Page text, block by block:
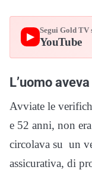
▶
Segui Gold TV
YouTube
L’uomo
Avviate le
e 52 anni, non
circolava su un
assicurativa, di